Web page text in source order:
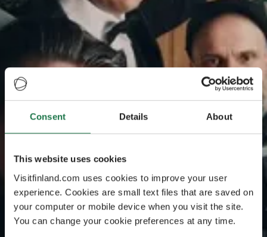
Consent Details About
This website uses cookies
Visitfinland.com uses cookies to improve your user
experience. Cookies are small text files that are saved on
your computer or mobile device when you visit the site.
You can change your cookie preferences at any time.